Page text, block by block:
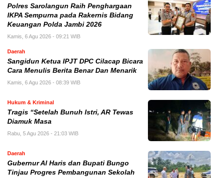
Polres Sarolangun Raih Penghargaan
IKPA Sempurna pada Rakernis Bidang
Keuangan Polda Jambi 2026
Kamis, 6 Agu 2026 - 09:21 WIB
Daerah
Sangidun Ketua IPJT DPC Cilacap Bicara
Cara Menulis Berita Benar Dan Menarik
Kamis, 6 Agu 2026 - 08:39 WIB
Hukum & Kriminal
Tragis “Setelah Bunuh Istri, AR Tewas
Diamuk Masa
Rabu, 5 Agu 2026 - 21:03 WIB
Daerah
​Gubernur Al Haris dan Bupati Bungo
Tinjau Progres Pembangunan Sekolah